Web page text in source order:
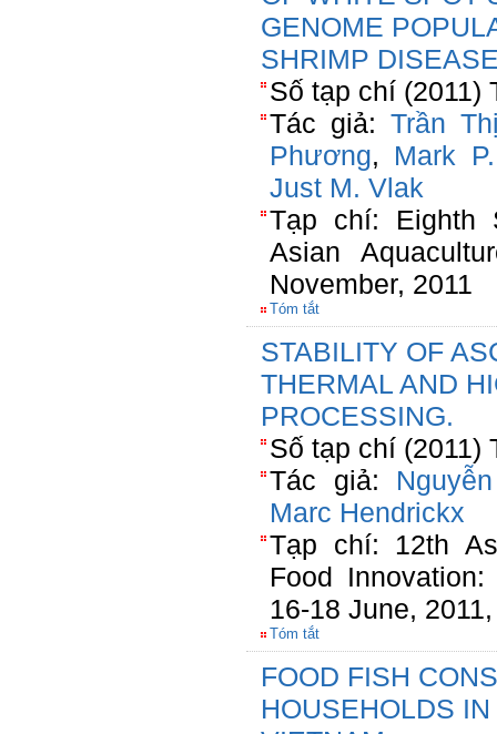
GENOME
SHRIMP
Số tạp chí (2011)
Tác giả: Trần
Phương, Mark
Just M. Vlak
Tạp chí: Eighth
Asian
November, 2011
Tóm tắt
STABILITY OF
THERMAL AND
PROCESSING.
Số tạp chí (2011)
Tác giả:
Marc Hendrickx
Tạp chí: 12th
Food
16-18 June,
Tóm tắt
FOOD FISH
HOUSEHOLDS